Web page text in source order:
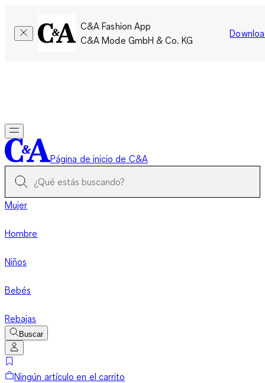
C&A Fashion App
C&A Mode GmbH & Co. KG
Página de inicio de C&A
Mujer
Hombre
Niños
Bebés
Rebajas
Buscar
Ningún artículo en el carrito